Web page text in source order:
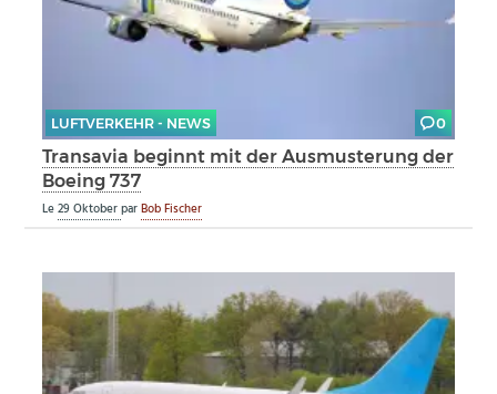
LUFTVERKEHR - NEWS 0
Transavia beginnt mit der Ausmusterung der
Boeing 737
Le29 OktoberparBob Fischer